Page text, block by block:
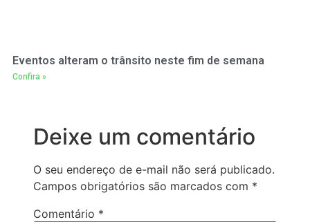
Eventos alteram o trânsito neste fim de semana
Confira »
Deixe um comentário
O seu endereço de e-mail não será publicado.
Campos obrigatórios são marcados com *
Comentário *